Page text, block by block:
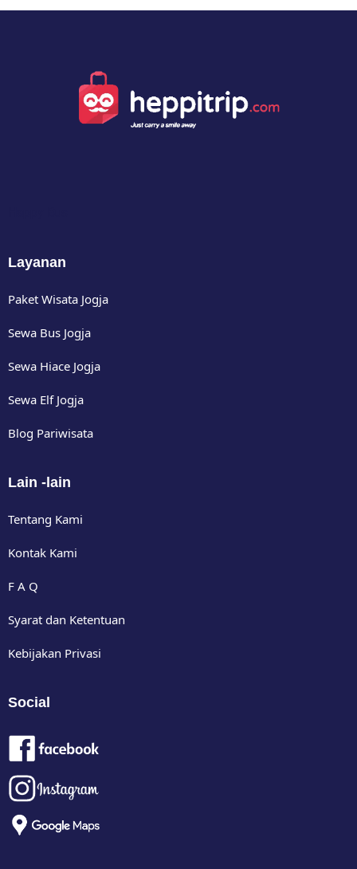
Layanan
Paket Wisata Jogja
Sewa Bus Jogja
Sewa Hiace Jogja
Sewa Elf Jogja
Blog Pariwisata
Lain -lain
Tentang Kami
Kontak Kami
F A Q
Syarat dan Ketentuan
Kebijakan Privasi
Social